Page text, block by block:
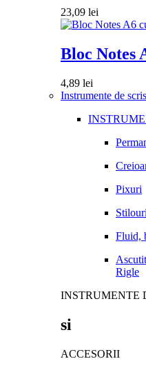
23,09 lei
Bloc Notes
4,89 lei
Instrumente de scris
Pixuri
Fluid,
Rigle
INSTRUMENTE
si
ACCESORII